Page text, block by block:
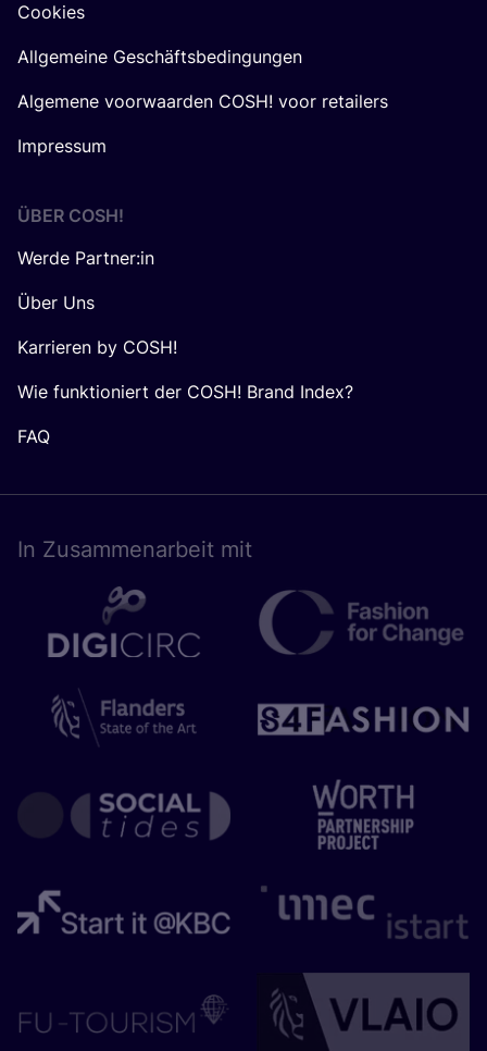
Cookies
Allgemeine Geschäftsbedingungen
Algemene voorwaarden COSH! voor retailers
Impressum
ÜBER COSH!
Werde Partner:in
Über Uns
Karrieren by COSH!
Wie funktioniert der COSH! Brand Index?
FAQ
In Zusam­men­ar­beit mit